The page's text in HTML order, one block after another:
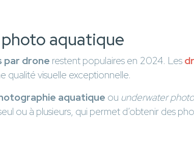
aquatique
par drone restent populaires en 2024. Les
qualité visuelle exceptionnelle.
aquatique ou underwater
ou à plusieurs, qui permet d’obtenir des